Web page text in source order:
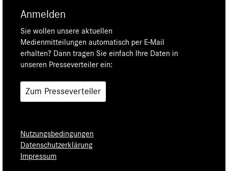
Anmelden
Sie wollen unsere aktuellen
Medienmitteilungen automatisch per E-Mail
erhalten? Dann tragen Sie einfach Ihre Daten in
unseren Presseverteiler ein:
Zum Presseverteiler
Nutzungsbedingungen
Datenschutzerklärung
Impressum